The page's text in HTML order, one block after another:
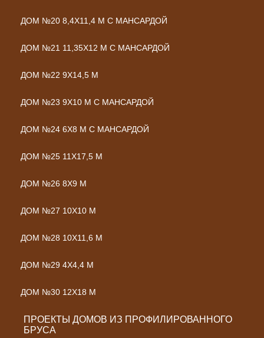
ДОМ №20 8,4Х11,4 М С МАНСАРДОЙ
ДОМ №21 11,35Х12 М С МАНСАРДОЙ
ДОМ №22 9Х14,5 М
ДОМ №23 9Х10 М С МАНСАРДОЙ
ДОМ №24 6Х8 М С МАНСАРДОЙ
ДОМ №25 11Х17,5 М
ДОМ №26 8Х9 М
ДОМ №27 10Х10 М
ДОМ №28 10Х11,6 М
ДОМ №29 4Х4,4 М
ДОМ №30 12Х18 М
ПРОЕКТЫ ДОМОВ ИЗ ПРОФИЛИРОВАННОГО
БРУСА